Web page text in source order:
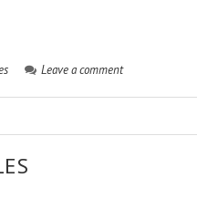
Leave a comment